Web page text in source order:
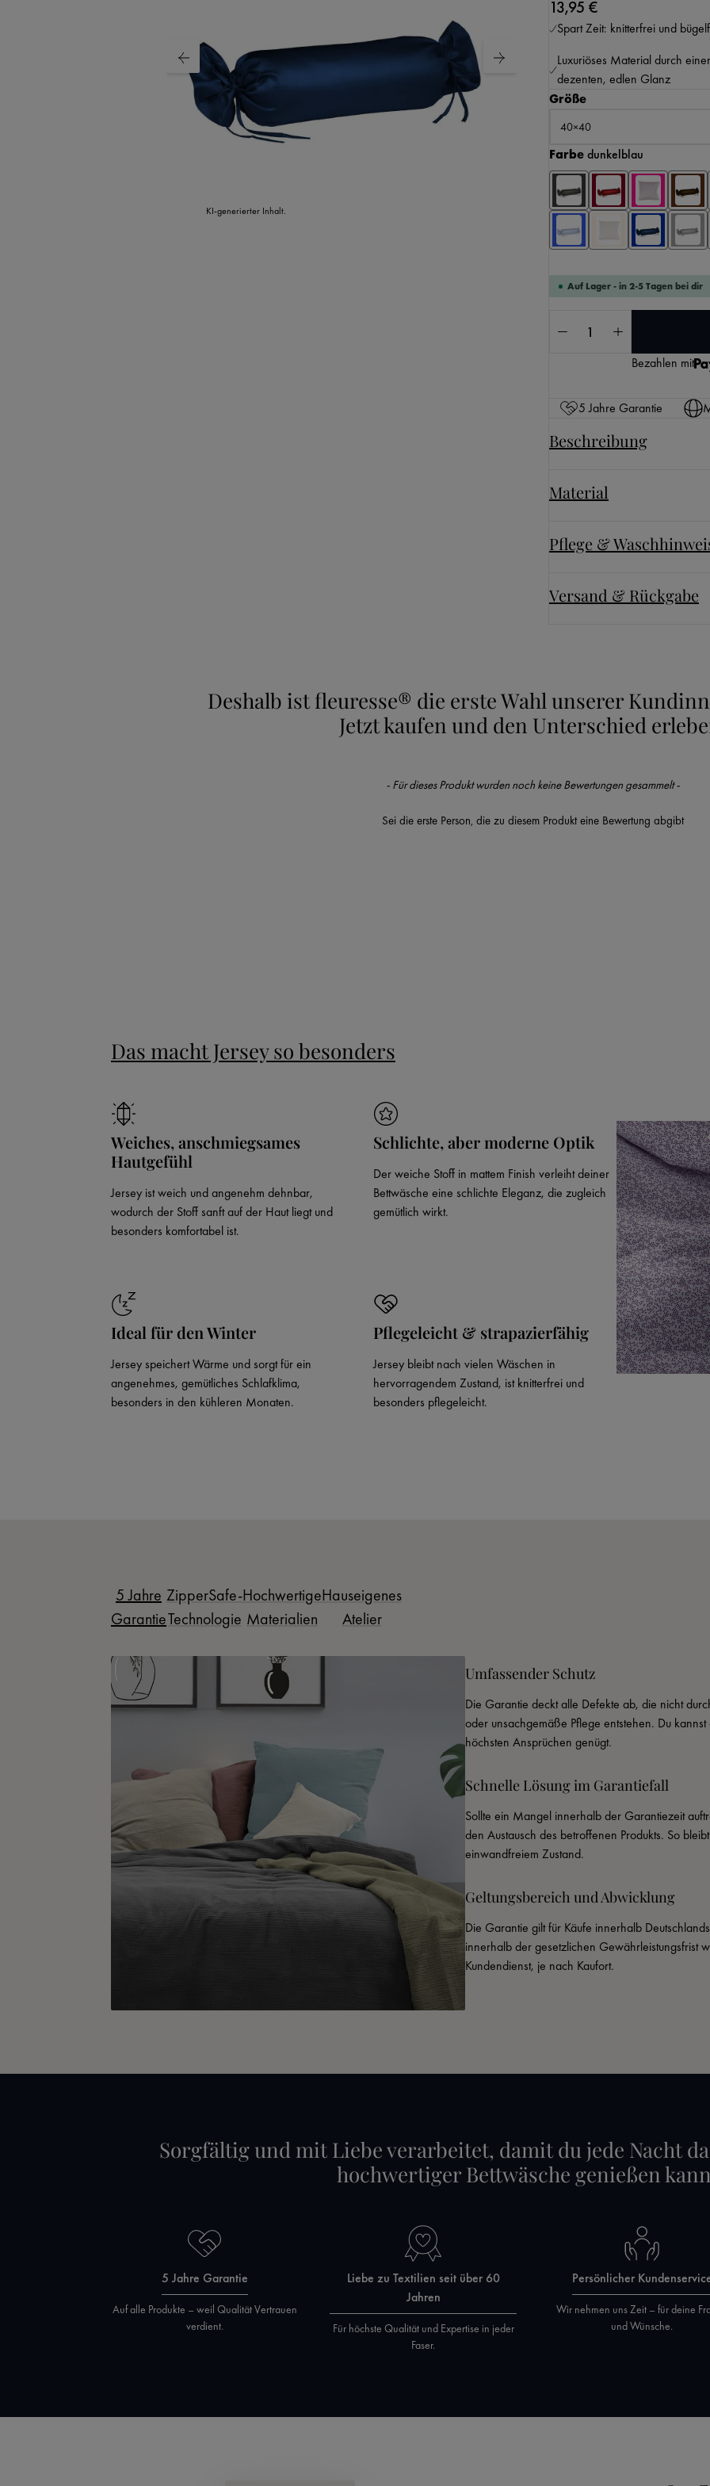
KI-generierter Inhalt. KI-generierter Inhalt.
13,95 €
Spart Zeit: knitterfrei und
Luxuriöses Material durch
dezenten, edlen Glanz
Größeauswählen
Farbeauswählen
dunkelblau
Auf Lager - in 2-5 Tagen bei dir
Produkt Anzahl:
Bezahlen mit
5 Jahre Garantie
Beschreibung
Material
Pflege &
Versand & Rückgabe
Deshalb ist fleuresse® die erste Wahl unserer
Jetzt kaufen und den Unterschied
- Für dieses Produkt wurden noch keine Bewertungen gesammelt -
Sei die erste Person, die zu diesem Produkt eine Bewertung abgibt
Das macht Jersey so besonders
Weiches, anschmiegsames
Hautgefühl
Jersey ist weich und angenehm dehnbar,
wodurch der Stoff sanft auf der Haut liegt und
besonders komfortabel ist.
Schlichte, aber moderne Optik
Der weiche Stoff in mattem Finish verleiht deiner
Bettwäsche eine schlichte Eleganz, die zugleich
gemütlich wirkt.
Ideal für den Winter
Jersey speichert Wärme und sorgt für ein
angenehmes, gemütliches Schlafklima,
besonders in den kühleren Monaten.
Pflegeleicht & strapazierfähig
Jersey bleibt nach vielen Wäschen in
hervorragendem Zustand, ist knitterfrei und
besonders pflegeleicht.
5 Jahre
Garantie
ZipperSafe-
Technologie
Hochwertige
Materialien
Hauseigenes
Atelier
Umfassender Schutz
Die Garantie deckt alle Defekte ab, die nicht
oder unsachgemäße Pflege entstehen. Du
höchsten Ansprüchen genügt.
Schnelle Lösung im Garantiefall
Sollte ein Mangel innerhalb der Garantiezeit
den Austausch des betroffenen Produkts. So
einwandfreiem Zustand.
Geltungsbereich und Abwicklung
Die Garantie gilt für Käufe innerhalb
innerhalb der gesetzlichen Gewährleistungsfrist
Kundendienst, je nach Kaufort.
Sorgfältig und mit Liebe verarbeitet, damit du jede Nacht
hochwertiger Bettwäsche genießen
5 Jahre Garantie
Auf alle Produkte – weil Qualität Vertrauen
verdient.
Liebe zu Textilien seit über 60
Jahren
Für höchste Qualität und Expertise in jeder
Faser.
Persönlicher
Wir nehmen uns Zeit – für deine
und Wünsche.